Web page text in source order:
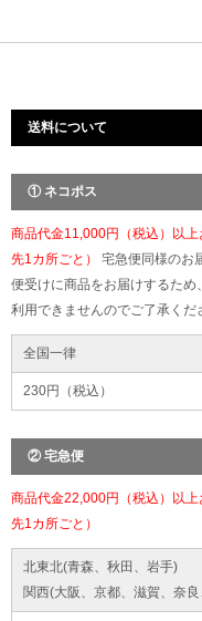
送料について
① ネコポス
商品代金11,000円（税込）以
先1カ所ごと） 宅急便同様のお
便受けに商品をお届けするた
利用できませんのでご了承くだ
全国一律
230円（税込）
② 宅急便
商品代金22,000円（税込）以
先1カ所ごと）
北東北(青森、秋田、岩手)
関西(大阪、京都、滋賀、奈